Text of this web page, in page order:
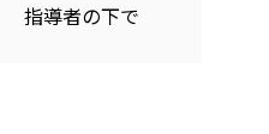
指導者の下で